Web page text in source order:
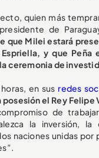
quien más
de
que Milei estará
y que Peña
ceremonia de
en sus redes
el Rey Felipe
de
la inversión, la
naciones unidas por